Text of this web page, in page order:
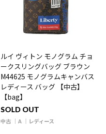
ルイ ヴィトン モノグラム チョ
ークスリングバッグ ブラウン
M44625 モノグラムキャンバス
レディース バッグ 【中古】
【bag】
SOLD OUT
中古 A レディース